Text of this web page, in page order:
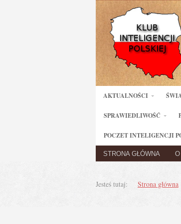
AKTUALNOŚCI
SPRAWIEDLIWOŚĆ
POCZET INTELIGENCJI
STRONA GŁÓWNA
Jesteś tutaj: Strona główna